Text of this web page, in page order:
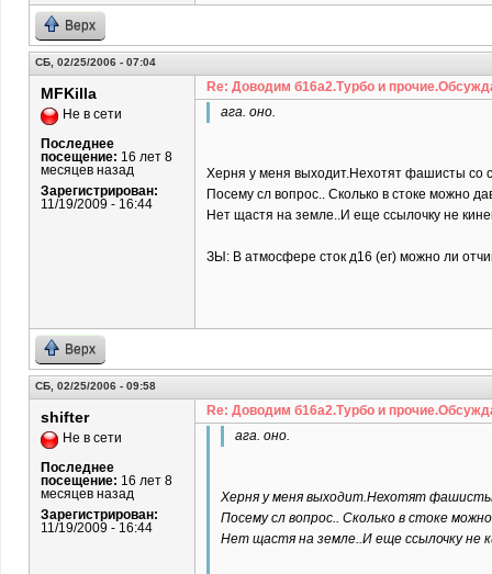
Верх
СБ, 02/25/2006 - 07:04
MFKilla
Не в сети
Последнее
посещение: 16 лет 8
месяцев назад
Зарегистрирован:
11/19/2009 - 16:44
Re: Доводим б16а2.Турбо и
ага. оно.
Херня у меня выходит.Нехотят фашисты со
Посему сл вопрос.. Сколько в стоке можно
Нет щастя на земле..И еще ссылочку не
ЗЫ: В атмосфере сток д16 (ег) можно ли
Верх
СБ, 02/25/2006 - 09:58
shifter
Не в сети
Последнее
посещение: 16 лет 8
месяцев назад
Зарегистрирован:
11/19/2009 - 16:44
Re: Доводим б16а2.Турбо и
ага. оно.
Херня у меня выходит.Нехотят
Посему сл вопрос.. Сколько в стоке
Нет щастя на земле..И еще ссылочку не